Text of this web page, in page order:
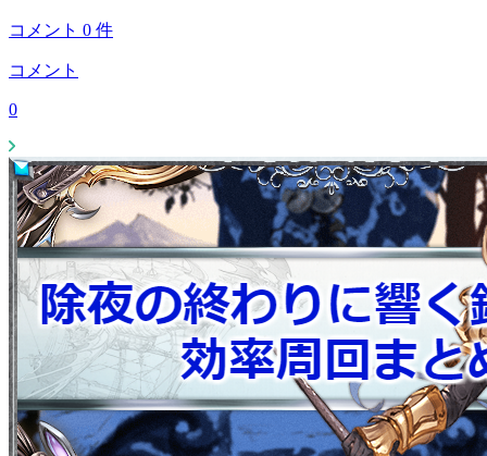
コメント 0 件
コメント
0